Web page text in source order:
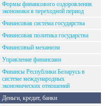
Формы финансового оздоровления
экономики в переходной период
Финансовая система государства
Финансовая политика государства
Финансовый механизм
Управление финансами
Финансы Республики Беларусь в
системе международных
экономических отношений
Деньги, кредит, банки